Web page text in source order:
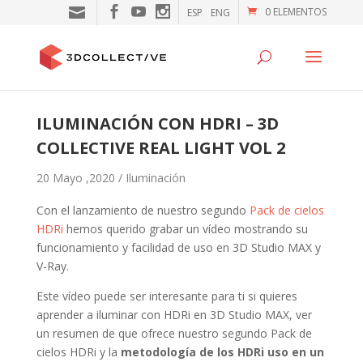
0 ELEMENTOS
ESP ENG
ILUMINACIÓN CON HDRI – 3D
COLLECTIVE REAL LIGHT VOL 2
20 Mayo ,2020 / Iluminación
Con el lanzamiento de nuestro segundo Pack de cielos
HDRi hemos querido grabar un vídeo mostrando su
funcionamiento y facilidad de uso en 3D Studio MAX y
V-Ray.
Este vídeo puede ser interesante para ti si quieres
aprender a iluminar con HDRi en 3D Studio MAX, ver
un resumen de que ofrece nuestro segundo Pack de
cielos HDRi y la metodología de los HDRi uso en un